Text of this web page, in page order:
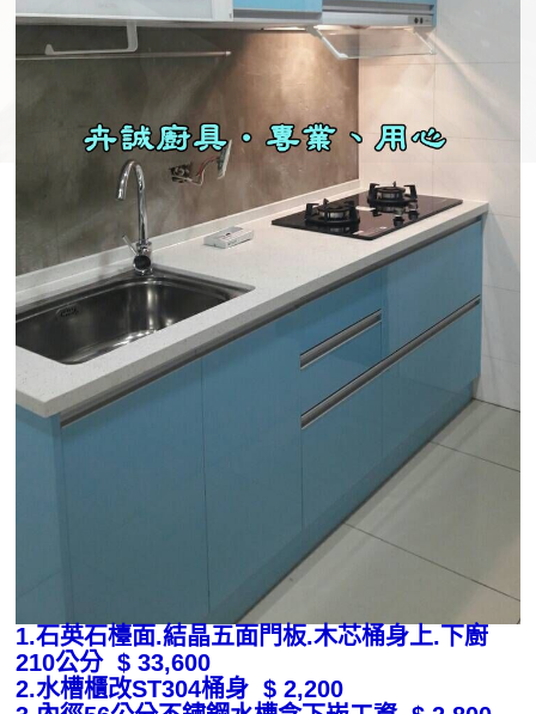
1.石英石檯面.結晶五面門板.木芯桶身上.下廚
210公分 $ 33,600
2.水槽櫃改ST304桶身 $ 2,200